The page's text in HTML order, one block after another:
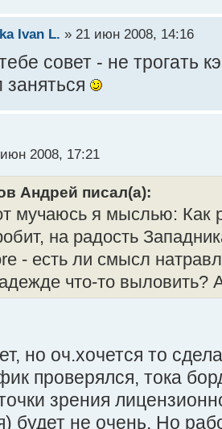
Ivan L. » 21 июн 2008, 14:16
совет - не трогать
заняться
2008, 17:21
Андрей писал(а):
мучаюсь я мыслью: Как
на радость
- есть ли смысл
что-то выловить?
но оч.хочется то
проверялся, тока
зрения
будет не очень. Но